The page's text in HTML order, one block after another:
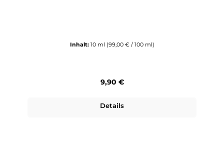
Inhalt: 10 ml (99,00 € / 100 ml)
Regulärer Preis:
9,90 €
Details